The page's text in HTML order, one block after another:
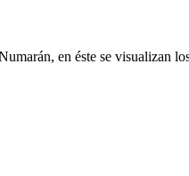
en éste se visualizan